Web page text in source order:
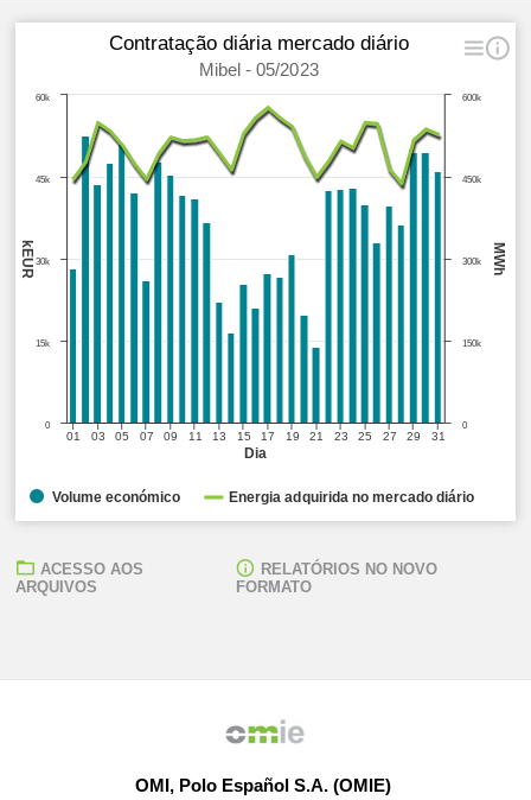
Dia
kEUR MWh
Contratação diária mercado diário
Mibel - 05/2023
01 07 13 19 25 31
03 05 09 11 15 17 21 23 27 29
0
15k
30k
45k
60k
0
150k
300k
450k
600k
Volume económico Energia adquirida no mercado diário
ACESSO AOS
ARQUIVOS
RELATÓRIOS NO NOVO
FORMATO
OMI, Polo Español S.A. (OMIE)